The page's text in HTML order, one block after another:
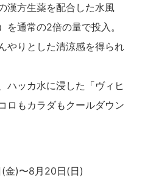
漢方生薬を配合した水風
を通常の2倍の量で投入。
やりとした清涼感を得られ
ハッカ水に浸した「ヴィヒ
ロもカラダもクールダウン
金)〜8月20日(日)